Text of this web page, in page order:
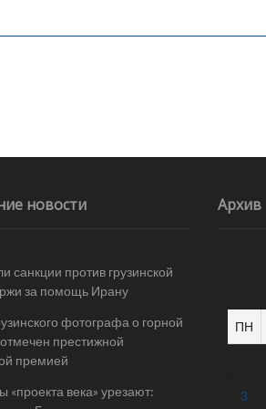
новости
санкции против грузинской
за помощь Ирану
фотографа о горной
престижной
премией
«проекта века» урезают:
Архив
ПН
3